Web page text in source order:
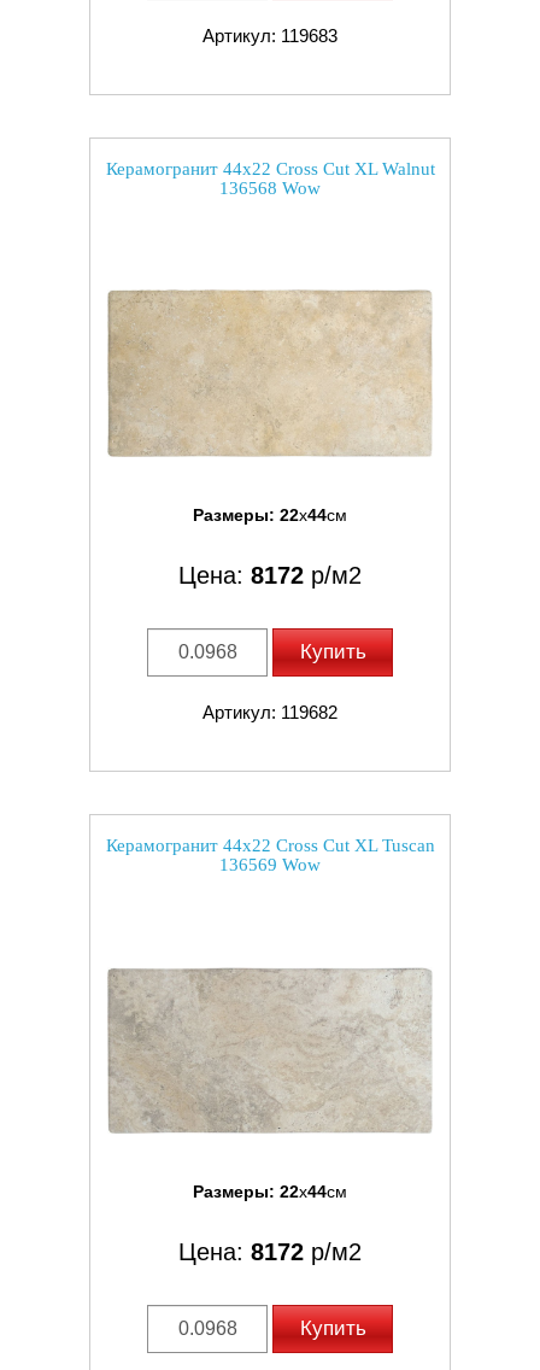
Артикул: 119683
Керамогранит 44x22 Cross Cut XL Walnut
136568 Wow
Размеры: 22x44см
Цена: 8172 р/м2
Купить
Артикул: 119682
Керамогранит 44x22 Cross Cut XL Tuscan
136569 Wow
Размеры: 22x44см
Цена: 8172 р/м2
Купить